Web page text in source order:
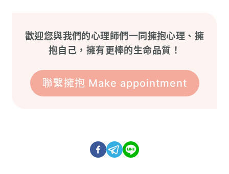
歡迎您與我們的心理師們一同擁抱心理、擁
抱自己，擁有更棒的生命品質！
聯繫擁抱 Make appointment